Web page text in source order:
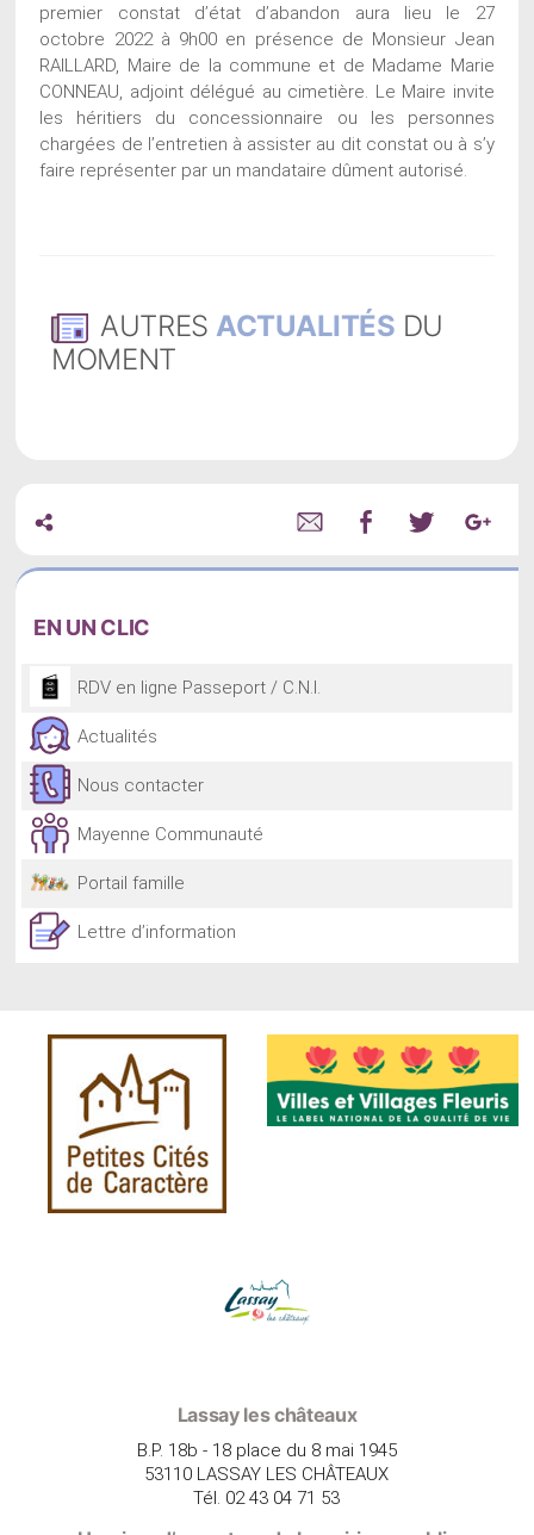
premier constat d’état d’abandon aura lieu le 27
octobre 2022 à 9h00 en présence de Monsieur Jean
RAILLARD, Maire de la commune et de Madame Marie
CONNEAU, adjoint délégué au cimetière. Le Maire invite
les héritiers du concessionnaire ou les personnes
chargées de l’entretien à assister au dit constat ou à s’y
faire représenter par un mandataire dûment autorisé.
AUTRES ACTUALITÉS DU
MOMENT
EN UN CLIC
RDV en ligne Passeport / C.N.I.
Actualités
Nous contacter
Mayenne Communauté
Portail famille
Lettre d’information
Lassay les châteaux
B.P. 18b - 18 place du 8 mai 1945
53110 LASSAY LES CHÂTEAUX
Tél. 02 43 04 71 53